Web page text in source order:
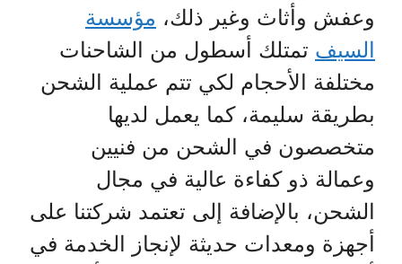
وعفش وأثاث وغير ذلك، مؤسسة
السيف تمتلك أسطول من الشاحنات
مختلفة الأحجام لكي تتم عملية الشحن
بطريقة سليمة، كما يعمل لديها
متخصصون في الشحن من فنيين
وعمالة ذو كفاءة عالية في مجال
الشحن، بالإضافة إلى تعتمد شركتنا على
أجهزة ومعدات حديثة لإنجاز الخدمة في